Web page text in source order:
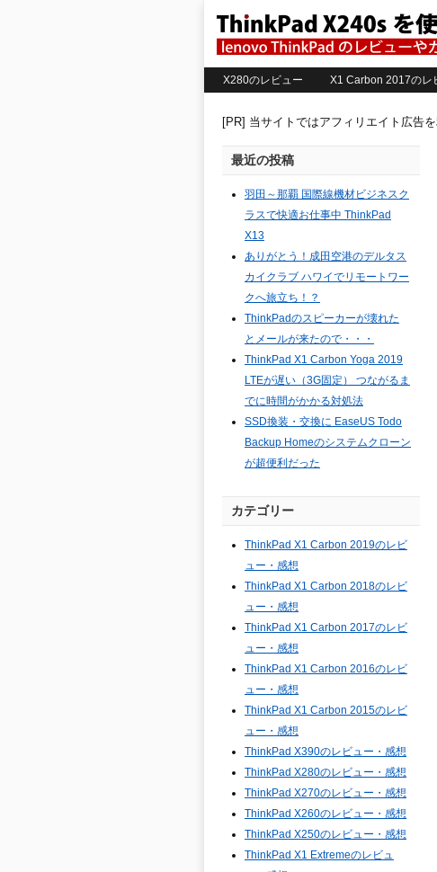
X280のレビュー X1 Carbon 2017のレ
[PR] 当サイトではアフィリエイト広告
最近の投稿
羽田～那覇 国際線機材ビジネスク
ラスで快適お仕事中 ThinkPad
X13
ありがとう！成田空港のデルタス
カイクラブ ハワイでリモートワー
クへ旅立ち！？
ThinkPadのスピーカーが壊れた
とメールが来たので・・・
ThinkPad X1 Carbon Yoga 2019
LTEが遅い（3G固定） つながるま
でに時間がかかる対処法
SSD換装・交換に EaseUS Todo
Backup Homeのシステムクローン
が超便利だった
カテゴリー
ThinkPad X1 Carbon 2019のレビ
ュー・感想
ThinkPad X1 Carbon 2018のレビ
ュー・感想
ThinkPad X1 Carbon 2017のレビ
ュー・感想
ThinkPad X1 Carbon 2016のレビ
ュー・感想
ThinkPad X1 Carbon 2015のレビ
ュー・感想
ThinkPad X390のレビュー・感想
ThinkPad X280のレビュー・感想
ThinkPad X270のレビュー・感想
ThinkPad X260のレビュー・感想
ThinkPad X250のレビュー・感想
ThinkPad X1 Extremeのレビュ